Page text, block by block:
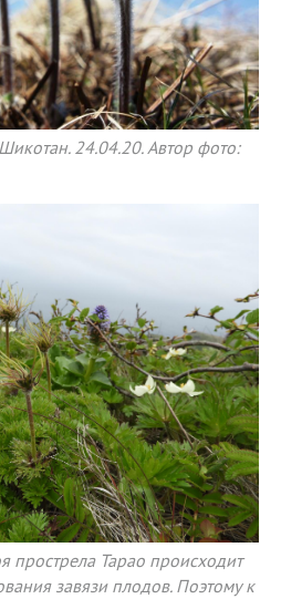
24.04.20. Автор фото:
прострела Тарао происходит
завязи плодов. Поэтому к